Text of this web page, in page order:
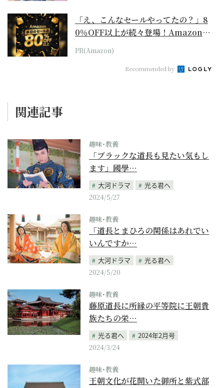
「え、こんなセールやってたの？」8
0％OFF以上が続々登場！Amazonの
本気が...
PR(Amazon)
Recommended by
関連記事
趣味･教養
「ブラックな道長も見たい気もし
ます」國學…
大河ドラマ
光る君へ
2024/5/27
趣味･教養
「道長とまひろの関係はあれでい
いんですか…
大河ドラマ
光る君へ
2024/5/20
趣味･教養
藤原道長に所縁の平等院に王朝貴
族たちの栄…
光る君へ
2024年2月号
2024/3/24
趣味･教養
王朝文化が花開いた御所と紫式部